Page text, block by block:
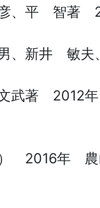
、平 智著
、新井 敏夫
武著 2012
） 2016年 農